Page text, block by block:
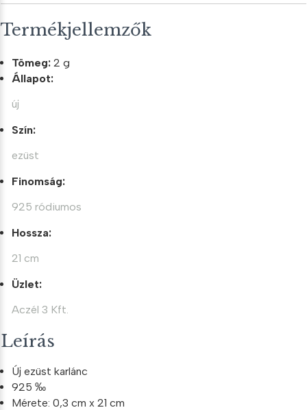
Termékjellemzők
Tömeg: 2 g
Állapot:
új
Szín:
ezüst
Finomság:
925 ródiumos
Hossza:
21 cm
Üzlet:
Aczél 3 Kft.
Leírás
Új ezüst karlánc
925 ‰
Mérete: 0,3 cm x 21 cm